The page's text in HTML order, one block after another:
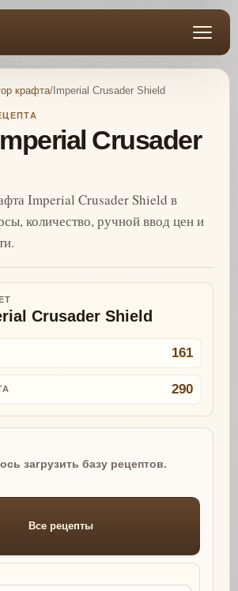
крафта/Imperial Crusader Shield
Crusader
Imperial Crusader Shield в
количество, ручной ввод цен и
Crusader Shield
161
290
загрузить базу рецептов.
Все рецепты